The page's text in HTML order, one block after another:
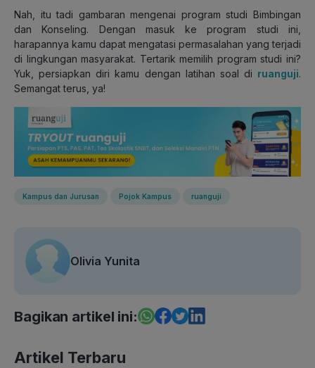
Nah, itu tadi gambaran mengenai program studi Bimbingan
dan Konseling. Dengan masuk ke program studi ini,
harapannya kamu dapat mengatasi permasalahan yang terjadi
di lingkungan masyarakat. Tertarik memilih program studi ini?
Yuk, persiapkan diri kamu dengan latihan soal di ruanguji.
Semangat terus, ya!
Kampus dan Jurusan Pojok Kampus ruanguji
Olivia Yunita
Bagikan artikel ini:
Artikel Terbaru